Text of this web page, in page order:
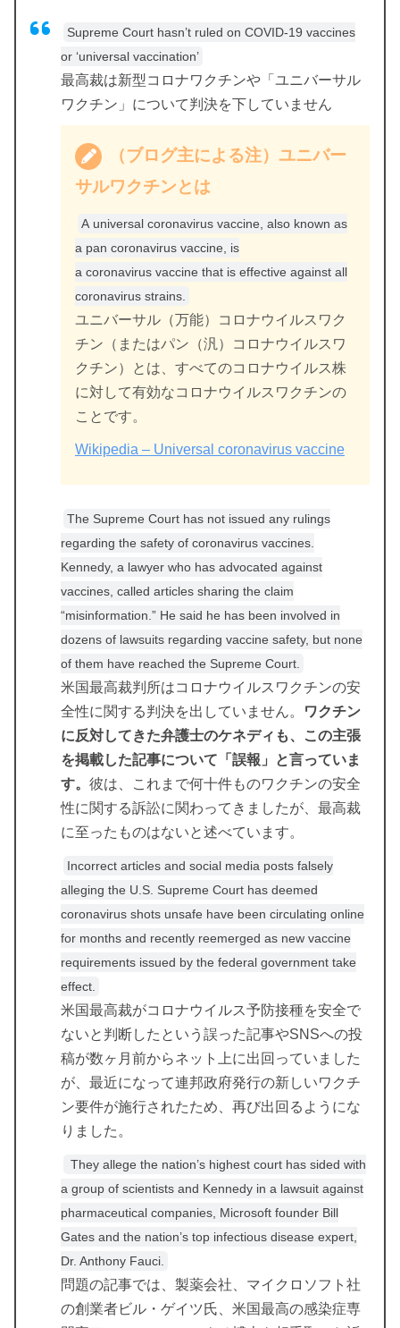
Supreme Court hasn’t ruled on COVID-19 vaccines
or ‘universal vaccination’
最高裁は新型コロナワクチンや「ユニバーサル
ワクチン」について判決を下していません
（ブログ主による注）ユニバー
サルワクチンとは
A universal coronavirus vaccine, also known as
a pan coronavirus vaccine, is
a coronavirus vaccine that is effective against all
coronavirus strains.
ユニバーサル（万能）コロナウイルスワク
チン（またはパン（汎）コロナウイルスワ
クチン）とは、すべてのコロナウイルス株
に対して有効なコロナウイルスワクチンの
ことです。
Wikipedia – Universal coronavirus vaccine
The Supreme Court has not issued any rulings
regarding the safety of coronavirus vaccines.
Kennedy, a lawyer who has advocated against
vaccines, called articles sharing the claim
“misinformation.” He said he has been involved in
dozens of lawsuits regarding vaccine safety, but none
of them have reached the Supreme Court.
米国最高裁判所はコロナウイルスワクチンの安
全性に関する判決を出していません。
ワクチン
に反対してきた弁護士のケネディも、この主張
を掲載した記事について「誤報」と言っていま
す。 彼は、これまで何十件ものワクチンの安全
性に関する訴訟に関わってきましたが、最高裁
に至ったものはないと述べています。
Incorrect articles and social media posts falsely
alleging the U.S. Supreme Court has deemed
coronavirus shots unsafe have been circulating online
for months and recently reemerged as new vaccine
requirements issued by the federal government take
effect.
米国最高裁がコロナウイルス予防接種を安全で
ないと判断したという誤った記事やSNSへの投
稿が数ヶ月前からネット上に出回っていました
が、最近になって連邦政府発行の新しいワクチ
ン要件が施行されたため、再び出回るようにな
りました。
They allege the nation’s highest court has sided with
a group of scientists and Kennedy in a lawsuit against
pharmaceutical companies, Microsoft founder Bill
Gates and the nation’s top infectious disease expert,
Dr. Anthony Fauci.
問題の記事では、製薬会社、マイクロソフト社
の創業者ビル・ゲイツ氏、米国最高の感染症専